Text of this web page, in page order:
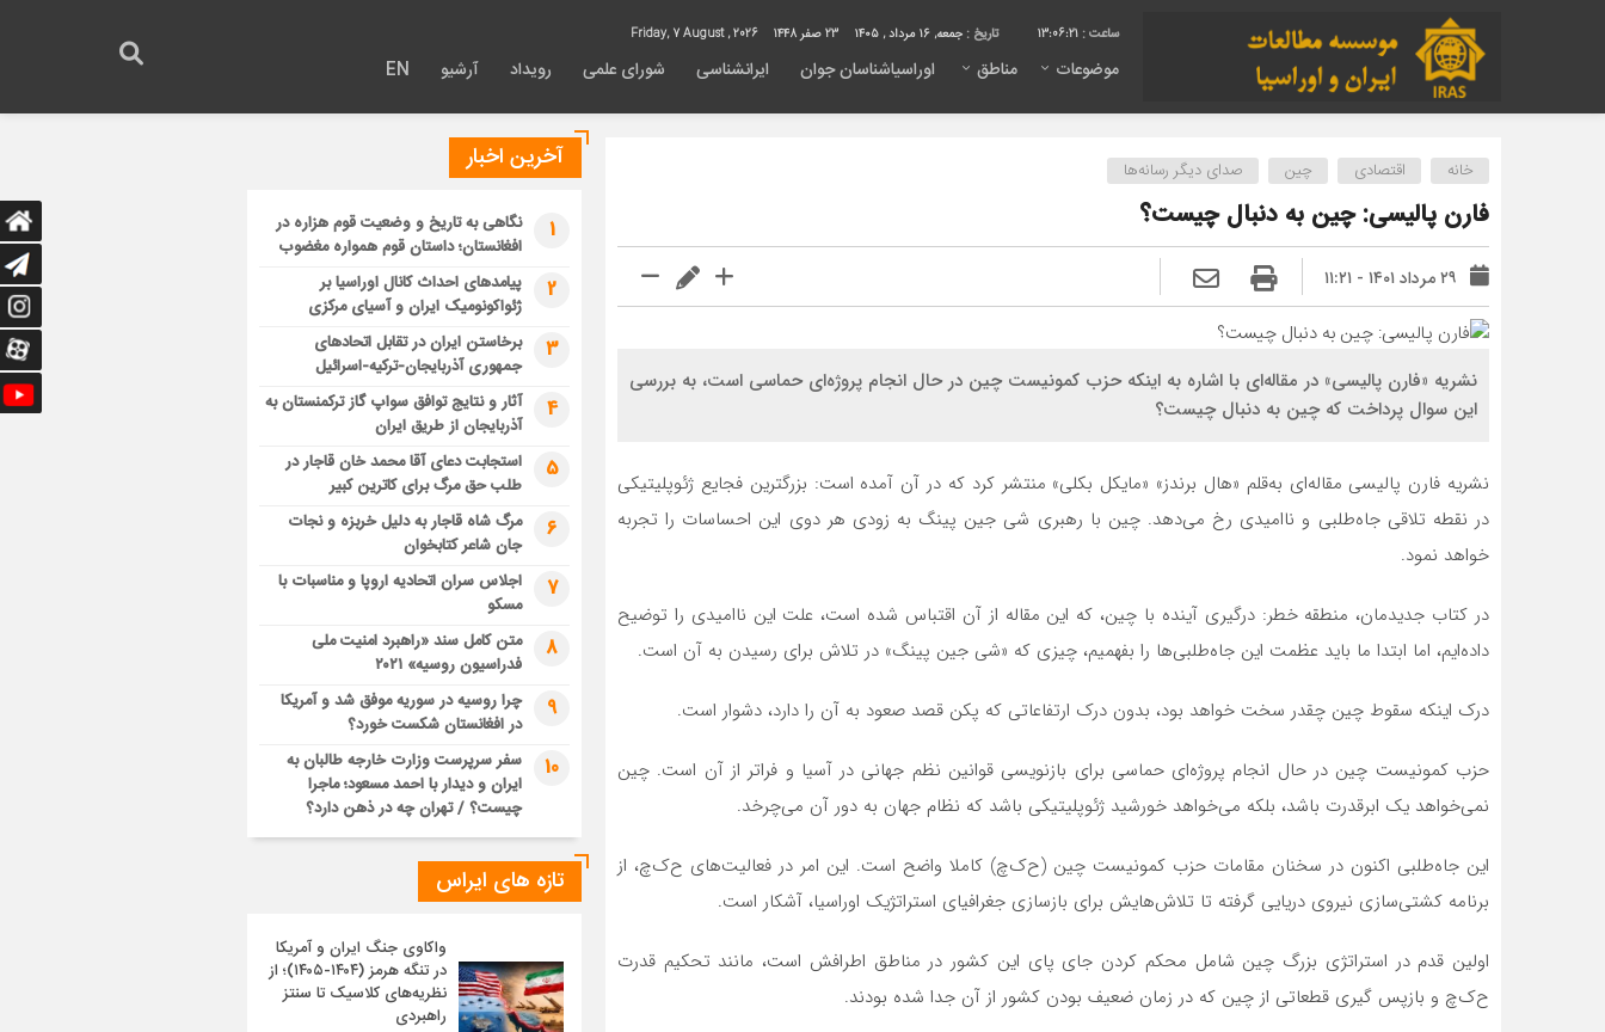
13:06:22 تاریخ : جمعه, ۱۶ مرداد , ۱۴۰۵ 23 صفر 1448
موضوعات مناطق اوراسیاشناسان جوان ایرانشناسی شورای علمی رویداد آرشیو EN
خانه اقتصادی چین صدای دیگر رسانه‌ها
فارن پالیسی: چین به دنبال چیست؟
۲۹ مرداد ۱۴۰۱ - ۱۱:۲۱
نشریه «فارن پالیسی» در مقاله‌ای با اشاره به اینکه حزب کمونیست چین در حال انجام پروژه‌ای حماسی است،‌ به بررسی
این سوال پرداخت که چین به دنبال‌ چیست؟
نشریه فارن پالیسی مقاله‌ای به‌قلم «هال برندز» «مایکل بکلی» منتشر کرد که در آن آمده است: بزرگترین فجایع ژئوپلیتیکی
در نقطه تلاقی جاه‌طلبی و ناامیدی رخ می‌دهد. چین با رهبری شی جین پینگ به زودی هر دوی این احساسات را تجربه
خواهد نمود.
در کتاب جدیدمان، منطقه خطر: درگیری آینده با چین، که این مقاله از آن اقتباس شده است، علت این ناامیدی را توضیح
داده‌ایم، اما ابتدا ما باید عظمت این جاه‌طلبی‌ها را بفهمیم، چیزی که «شی جین پینگ» در تلاش برای رسیدن به آن است.
درک اینکه سقوط چین چقدر سخت خواهد بود، بدون درک ارتفاعاتی که پکن قصد صعود به آن را دارد، دشوار است.
حزب کمونیست چین در حال انجام پروژه‌ای حماسی برای بازنویسی قوانین نظم جهانی در آسیا و فراتر از آن است. چین
نمی‌خواهد یک ابرقدرت باشد، بلکه می‌خواهد خورشید ژئوپلیتیکی باشد که نظام جهان به دور آن می‌چرخد.
این جاه‌طلبی اکنون در سخنان مقامات حزب کمونیست چین (ح‌ک‌چ) کاملا واضح است. این امر در فعالیت‌های ح‌ک‌چ، از
برنامه کشتی‌سازی نیروی دریایی گرفته‌ تا تلاش‌هایش برای بازسازی جغرافیای استراتژیک اوراسیا، آشکار است.
اولین قدم در استراتژی بزرگ چین شامل محکم کردن جای پای این کشور در مناطق اطرافش است، مانند تحکیم قدرت
ح‌ک‌چ و بازپس گیری قطعاتی از چین که در زمان ضعیف بودن کشور از آن جدا شده بودند.
آخرین اخبار
1
نگاهی به تاریخ و وضعیت قوم هزاره در
افغانستان؛ داستان قوم همواره مغضوب
2
پیامدهای احداث کانال اوراسیا بر
ژئواکونومیک ایران و آسیای مرکزی
3
برخاستن ایران در تقابل اتحادهای
جمهوری آذربایجان-ترکیه-اسرائیل
4
آثار و نتایج توافق سواپ گاز ترکمنستان به
آذربایجان از طریق ایران
5
استجابت دعای آقا محمد خان قاجار در
طلب حق مرگ برای کاترین کبیر
6
مرگ شاه قاجار به دلیل خربزه و نجات
جان شاعر کتابخوان
7
اجلاس سران اتحادیه اروپا و مناسبات با
مسکو
8
متن کامل سند «راهبرد امنیت ملی
فدراسیون روسیه» ۲۰۲۱
9
چرا روسیه در سوریه موفق شد و آمریکا
در افغانستان شکست خورد؟
10
سفر سرپرست وزارت خارجه طالبان به
ایران و دیدار با احمد مسعود؛ ماجرا
چیست؟ / تهران چه در ذهن دارد؟
تازه های ایراس
واکاوی جنگ ایران و آمریکا
در تنگه هرمز (۱۴۰۴-۱۴۰۵)؛ از
نظریه‌های کلاسیک تا سنتز
راهبردی